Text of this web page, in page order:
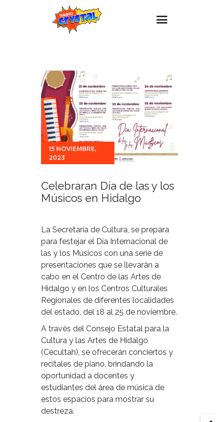
Estaciones
Eventos
Promociones
Noticias
Para ti
Contacto
15 NOVIEMBRE,
2023
Celebraran Día de las y los
Músicos en Hidalgo
La Secretaría de Cultura, se prepara
para festejar el Día Internacional de
las y los Músicos con una serie de
presentaciones que se llevarán a
cabo en el Centro de las Artes de
Hidalgo y en los Centros Culturales
Regionales de diferentes localidades
del estado, del 18 al 25 de noviembre.
A través del Consejo Estatal para la
Cultura y las Artes de Hidalgo
(Cecultah), se ofrecerán conciertos y
recitales de piano, brindando la
oportunidad a docentes y
estudiantes del área de música de
estos espacios para mostrar su
destreza.